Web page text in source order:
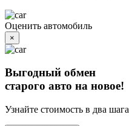
Оценить автомобиль
×
Выгодный обмен
старого авто на новое!
Узнайте стоимость в два шага